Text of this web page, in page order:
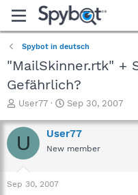
Spybot in deutsch
"MailSkinner.rtk" +
Gefährlich?
T
r
e
a
t
User77
S
a
r
t
Sep 30, 2007
U User77
New member
Sep 30, 2007